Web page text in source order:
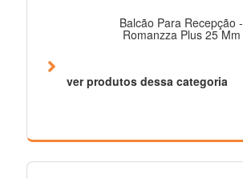
Balcão Para Recepção -
Romanzza Plus 25 Mm
ver produtos dessa categoria